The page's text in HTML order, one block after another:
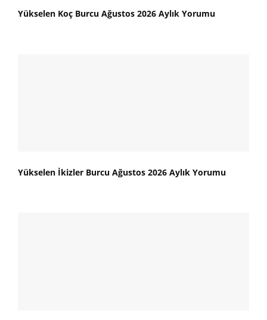
Yükselen Koç Burcu Ağustos 2026 Aylık Yorumu
Yükselen İkizler Burcu Ağustos 2026 Aylık Yorumu